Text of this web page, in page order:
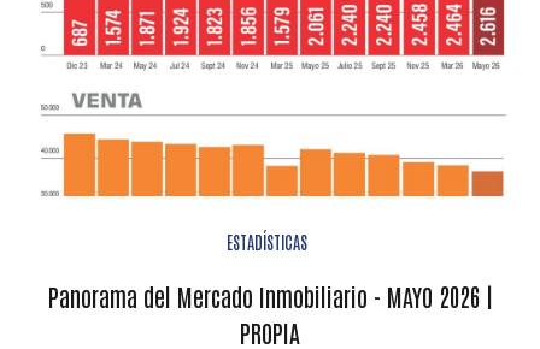
ESTADÍSTICAS
Panorama del Mercado Inmobiliario - MAYO 2026 |
PROPIA